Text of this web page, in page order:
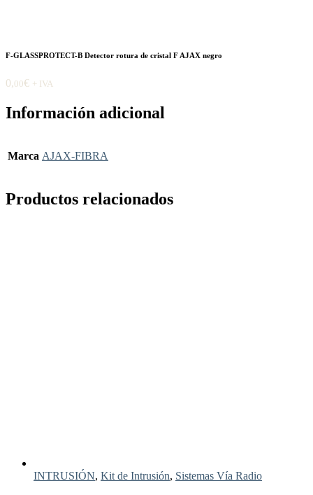
F-GLASSPROTECT-B Detector rotura de cristal F AJAX negro
0,00€ + IVA
Información adicional
Marca AJAX-FIBRA
Productos relacionados
INTRUSIÓN, Kit de Intrusión, Sistemas Vía Radio